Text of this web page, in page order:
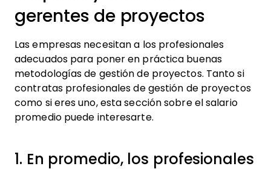
gerentes de proyectos
Las empresas necesitan a los profesionales
adecuados para poner en práctica buenas
metodologías de gestión de proyectos. Tanto si
contratas profesionales de gestión de proyectos
como si eres uno, esta sección sobre el salario
promedio puede interesarte.
1. En promedio, los profesionales